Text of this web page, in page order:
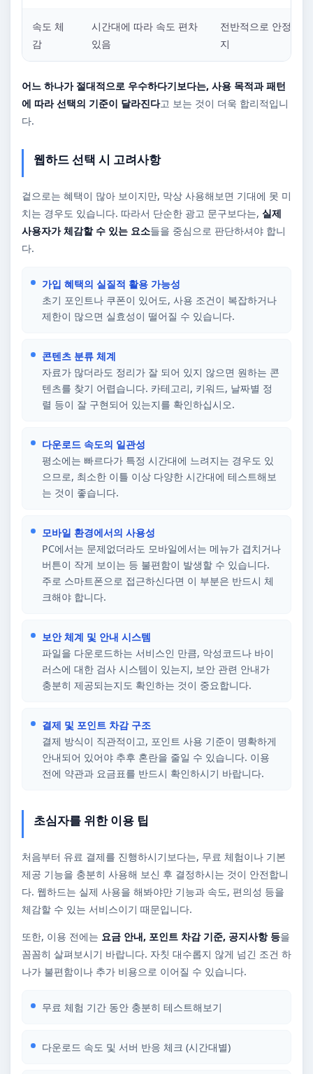
속도 체
감
시간대에 따라 속도 편차
있음
전반적으로 안정적
지
어느 하나가 절대적으로 우수하다기보다는, 사용 목적과 패턴
에 따라 선택의 기준이 달라진다고 보는 것이 더욱 합리적입니
다.
웹하드 선택 시 고려사항
겉으로는 혜택이 많아 보이지만, 막상 사용해보면 기대에 못 미
치는 경우도 있습니다. 따라서 단순한 광고 문구보다는, 실제
사용자가 체감할 수 있는 요소들을 중심으로 판단하셔야 합니
다.
가입 혜택의 실질적 활용 가능성
초기 포인트나 쿠폰이 있어도, 사용 조건이 복잡하거나
제한이 많으면 실효성이 떨어질 수 있습니다.
콘텐츠 분류 체계
자료가 많더라도 정리가 잘 되어 있지 않으면 원하는 콘
텐츠를 찾기 어렵습니다. 카테고리, 키워드, 날짜별 정
렬 등이 잘 구현되어 있는지를 확인하십시오.
다운로드 속도의 일관성
평소에는 빠르다가 특정 시간대에 느려지는 경우도 있
으므로, 최소한 이틀 이상 다양한 시간대에 테스트해보
는 것이 좋습니다.
모바일 환경에서의 사용성
PC에서는 문제없더라도 모바일에서는 메뉴가 겹치거나
버튼이 작게 보이는 등 불편함이 발생할 수 있습니다.
주로 스마트폰으로 접근하신다면 이 부분은 반드시 체
크해야 합니다.
보안 체계 및 안내 시스템
파일을 다운로드하는 서비스인 만큼, 악성코드나 바이
러스에 대한 검사 시스템이 있는지, 보안 관련 안내가
충분히 제공되는지도 확인하는 것이 중요합니다.
결제 및 포인트 차감 구조
결제 방식이 직관적이고, 포인트 사용 기준이 명확하게
안내되어 있어야 추후 혼란을 줄일 수 있습니다. 이용
전에 약관과 요금표를 반드시 확인하시기 바랍니다.
초심자를 위한 이용 팁
처음부터 유료 결제를 진행하시기보다는, 무료 체험이나 기본
제공 기능을 충분히 사용해 보신 후 결정하시는 것이 안전합니
다. 웹하드는 실제 사용을 해봐야만 기능과 속도, 편의성 등을
체감할 수 있는 서비스이기 때문입니다.
또한, 이용 전에는 요금 안내, 포인트 차감 기준, 공지사항 등을
꼼꼼히 살펴보시기 바랍니다. 자칫 대수롭지 않게 넘긴 조건 하
나가 불편함이나 추가 비용으로 이어질 수 있습니다.
무료 체험 기간 동안 충분히 테스트해보기
다운로드 속도 및 서버 반응 체크 (시간대별)